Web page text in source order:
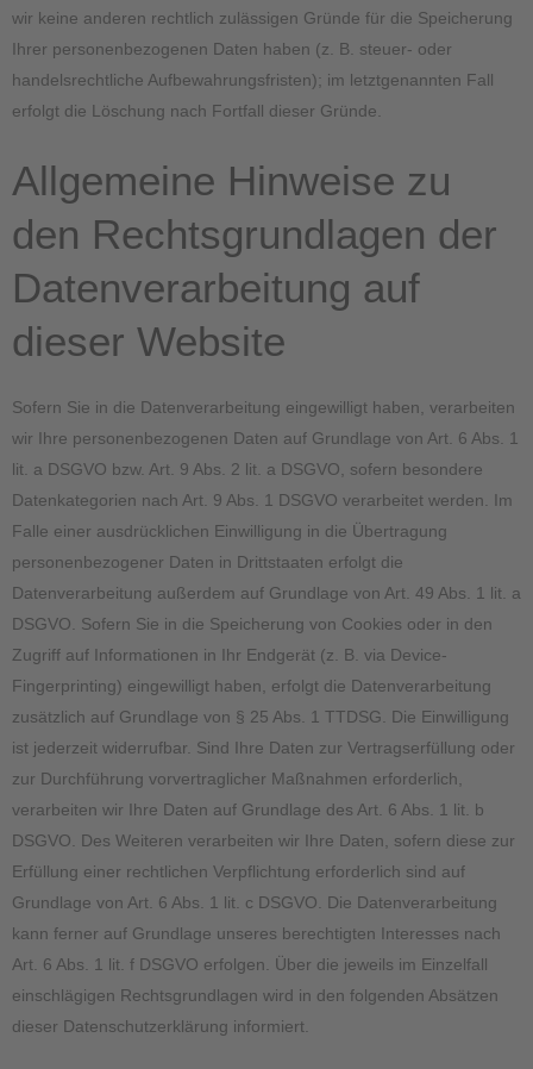
wir keine anderen rechtlich zulässigen Gründe für die Speicherung
Ihrer personenbezogenen Daten haben (z. B. steuer- oder
handelsrechtliche Aufbewahrungsfristen); im letztgenannten Fall
erfolgt die Löschung nach Fortfall dieser Gründe.
Allgemeine Hinweise zu
den Rechtsgrundlagen der
Datenverarbeitung auf
dieser Website
Sofern Sie in die Datenverarbeitung eingewilligt haben, verarbeiten
wir Ihre personenbezogenen Daten auf Grundlage von Art. 6 Abs. 1
lit. a DSGVO bzw. Art. 9 Abs. 2 lit. a DSGVO, sofern besondere
Datenkategorien nach Art. 9 Abs. 1 DSGVO verarbeitet werden. Im
Falle einer ausdrücklichen Einwilligung in die Übertragung
personenbezogener Daten in Drittstaaten erfolgt die
Datenverarbeitung außerdem auf Grundlage von Art. 49 Abs. 1 lit. a
DSGVO. Sofern Sie in die Speicherung von Cookies oder in den
Zugriff auf Informationen in Ihr Endgerät (z. B. via Device-
Fingerprinting) eingewilligt haben, erfolgt die Datenverarbeitung
zusätzlich auf Grundlage von § 25 Abs. 1 TTDSG. Die Einwilligung
ist jederzeit widerrufbar. Sind Ihre Daten zur Vertragserfüllung oder
zur Durchführung vorvertraglicher Maßnahmen erforderlich,
verarbeiten wir Ihre Daten auf Grundlage des Art. 6 Abs. 1 lit. b
DSGVO. Des Weiteren verarbeiten wir Ihre Daten, sofern diese zur
Erfüllung einer rechtlichen Verpflichtung erforderlich sind auf
Grundlage von Art. 6 Abs. 1 lit. c DSGVO. Die Datenverarbeitung
kann ferner auf Grundlage unseres berechtigten Interesses nach
Art. 6 Abs. 1 lit. f DSGVO erfolgen. Über die jeweils im Einzelfall
einschlägigen Rechtsgrundlagen wird in den folgenden Absätzen
dieser Datenschutzerklärung informiert.